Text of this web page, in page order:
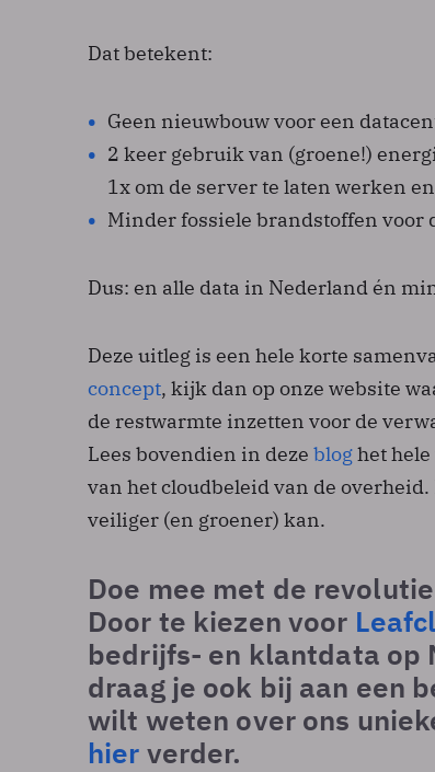
Dat betekent:
Geen nieuwbouw voor een
2 keer gebruik van (groene!)
1x om de server te laten werken
Minder fossiele brandstoffen voor
Dus: en alle data in Nederland én
Deze uitleg is een hele korte
concept, kijk dan op onze website
de restwarmte inzetten voor de
Lees bovendien in deze bloghet
van het cloudbeleid van de
veiliger (en groener) kan.
Doe mee met de revolutie
Door te kiezen voor
bedrijfs- en klantdata op
draag je ook bij aan een
wilt weten over ons
hier verder.